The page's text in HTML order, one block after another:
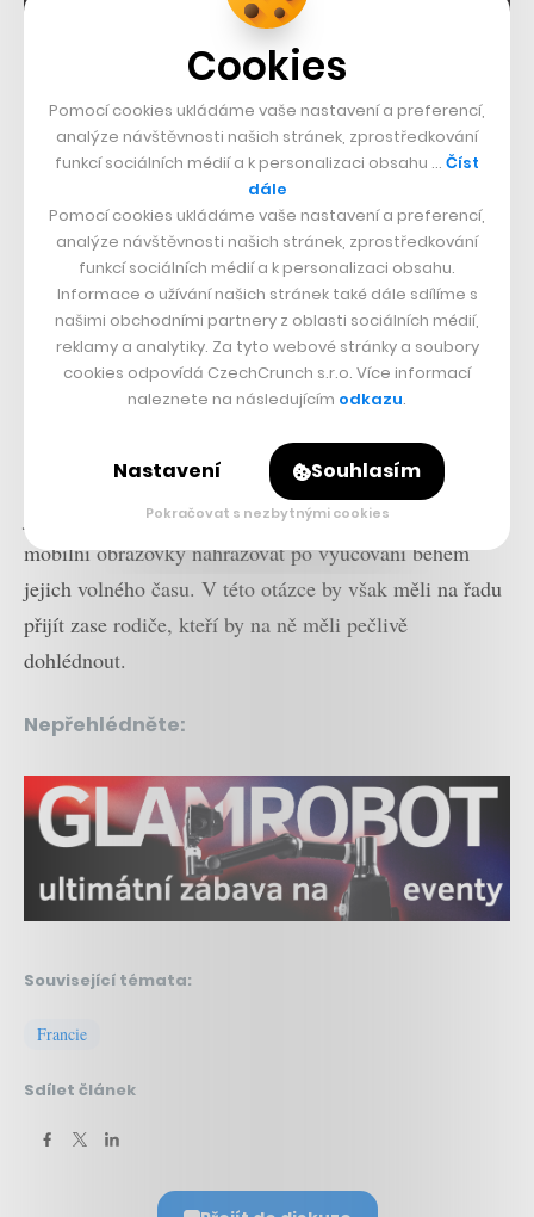
let, na francouzské střední školy se již nevztahuje.
Nicméně každá střední škola ho může dobrovolně
přijmout také, pokud uzná za vhodné, aby ani starší
školáci a studenti nemohli nosit mobilní telefon během
vyučování u sebe.
Francouzská vláda doufá především v to, že tento krok
dokáže snížit závislost dětí na telefonech, což povede i
k omezení problémů s tím souvisejících. Těmi mohou
být například zdravotní problémy, jako je nespavost či v
dnešní době velmi rozšířená kyberšikana. Otázkou však
je, zda nebudou mít děti potřebu si čas strávený u
mobilní obrazovky nahrazovat po vyučování během
jejich volného času. V této otázce by však měli na řadu
přijít zase rodiče, kteří by na ně měli pečlivě
dohlédnout.
Nepřehlédněte:
Související témata:
Francie
Sdílet článek
Cookies
Pomocí cookies ukládáme vaše nastavení a preferencí,
analýze návštěvnosti našich stránek, zprostředkování
funkcí sociálních médií a k personalizaci obsahu … Číst
dále
Pomocí cookies ukládáme vaše nastavení a preferencí,
analýze návštěvnosti našich stránek, zprostředkování
funkcí sociálních médií a k personalizaci obsahu.
Informace o užívání našich stránek také dále sdílíme s
našimi obchodními partnery z oblasti sociálních médií,
reklamy a analytiky. Za tyto webové stránky a soubory
cookies odpovídá CzechCrunch s.r.o. Více informací
naleznete na následujícím odkazu.
Nastavení Souhlasím
Pokračovat s nezbytnými cookies